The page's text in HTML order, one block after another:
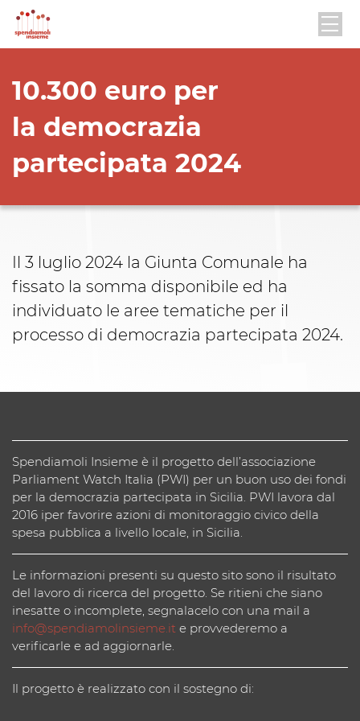
10.300 euro per
la democrazia
partecipata 2024
Il 3 luglio 2024 la Giunta Comunale ha
fissato la somma disponibile ed ha
individuato le aree tematiche per il
processo di democrazia partecipata 2024.
Spendiamoli Insieme è il progetto dell’associazione
Parliament Watch Italia (PWI) per un buon uso dei fondi
per la democrazia partecipata in Sicilia. PWI lavora dal
2016 iper favorire azioni di monitoraggio civico della
spesa pubblica a livello locale, in Sicilia.
Le informazioni presenti su questo sito sono il risultato
del lavoro di ricerca del progetto. Se ritieni che siano
inesatte o incomplete, segnalacelo con una mail a
info@spendiamolinsieme.it e provvederemo a
verificarle e ad aggiornarle.
Il progetto è realizzato con il sostegno di: